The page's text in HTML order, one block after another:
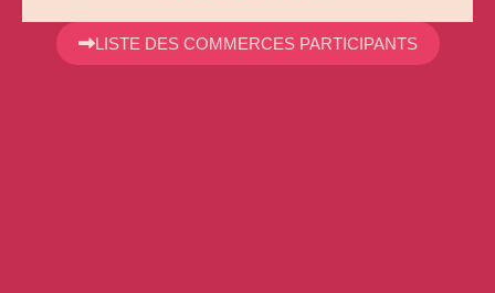
LISTE DES COMMERCES PARTICIPANTS